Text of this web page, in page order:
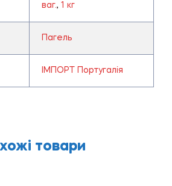
ваг., 1 кг
Пагель
ІМПОРТ Португалія
товари